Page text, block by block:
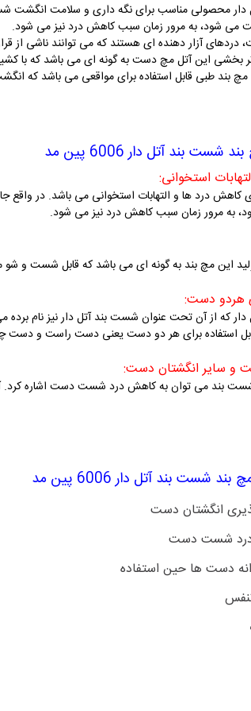
محصولی مناسب برای نگه داری و سلامت انگشت
می شود، به مرور زمان سبب کاهش درد نیز می شود.
آزار دهنده ای هستند که می توانند ناشی از
بخشی این آتل مچ دست به گونه ای می باشد که
مچ بند طبی قابل استفاده برای مواقعی می باشد که
شست بند آتل دار 6006 پین مد
استخوانی:
درد ها و التهابات استخوانی می باشد. در واقع
به مرور زمان سبب کاهش درد نیز می شود.
تولید این مچ بند به گونه ای می باشد که قابل شست و
هردو دست:
که از آن تحت عنوان شست بند آتل دار نیز نام
استفاده برای هر دو دست یعنی دست راست و
و سایر انگشتان دست:
شست بند می توان به کاهش درد شست دست اشاره کرد.
بند شست بند آتل دار 6006 پین مد
انگشتان دست
درد شست دست
دست ها حین استفاده